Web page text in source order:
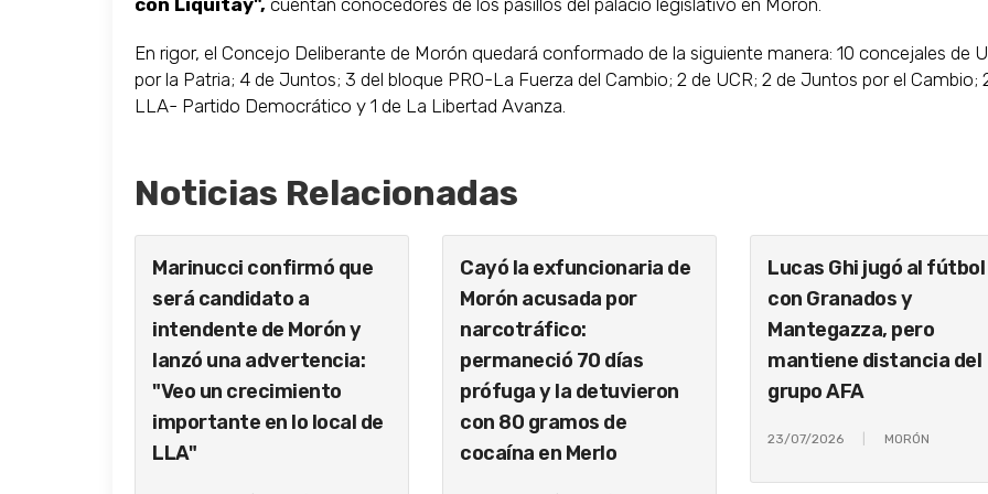
con Liquitay", cuentan conocedores de los pasillos del palacio legislativo en Morón.
En rigor, el Concejo Deliberante de Morón quedará conformado de la siguiente manera: 10 concejales de
por la Patria; 4 de Juntos; 3 del bloque PRO-La Fuerza del Cambio; 2 de UCR; 2 de Juntos por el Cambio;
LLA- Partido Democrático y 1 de La Libertad Avanza.
Noticias Relacionadas
Marinucci confirmó que
será candidato a
intendente de Morón y
lanzó una advertencia:
"Veo un crecimiento
importante en lo local de
LLA"
Cayó la exfuncionaria de
Morón acusada por
narcotráfico:
permaneció 70 días
prófuga y la detuvieron
con 80 gramos de
cocaína en Merlo
Lucas Ghi jugó al fútbol
con Granados y
Mantegazza, pero
mantiene distancia del
grupo AFA
23/07/2026 MORÓN